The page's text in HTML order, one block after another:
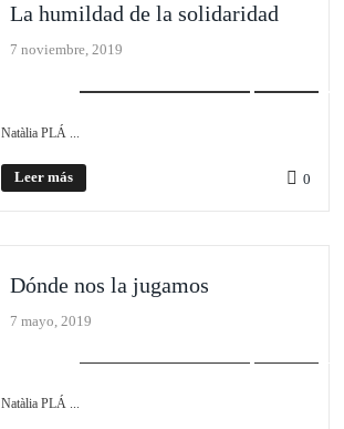
La humildad de la solidaridad
7 noviembre, 2019
Natàlia PLÁ ...
Leer más 0
Dónde nos la jugamos
7 mayo, 2019
Natàlia PLÁ ...